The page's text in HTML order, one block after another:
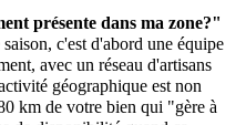
présente dans ma zone?"
c'est d'abord une équipe
avec un réseau d'artisans
géographique est non
km de votre bien qui "gère à